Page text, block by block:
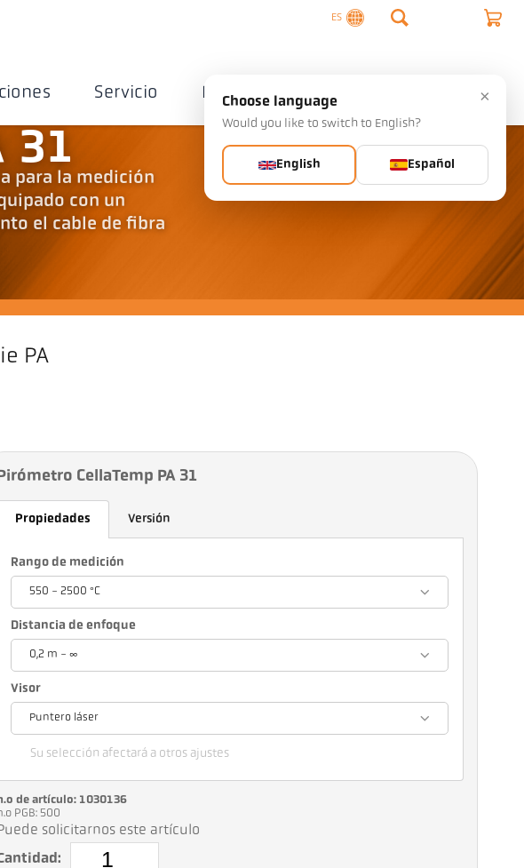
ES
Servicio Empresa Contactos
31
para la medición
con un
el cable de fibra
PA
CellaTemp PA 31
Propiedades Versión
Rango de medición
550 - 2500 °C
Distancia de enfoque
0,2 m - ∞
Visor
Puntero láser
Su selección afectará a otros ajustes
de artículo: 1030136
PGB: 500
solicitarnos este artículo
×
Choose language
Would you like to switch to English?
English Español